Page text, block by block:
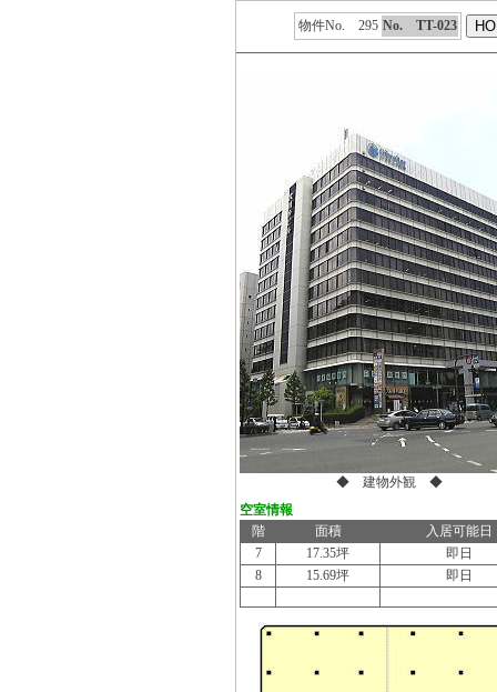
物件No. 295 No. TT-023
◆ 建物外観 ◆
空室情報
階
面積
入居可能日
7
17.35坪
即日
8
15.69坪 即日